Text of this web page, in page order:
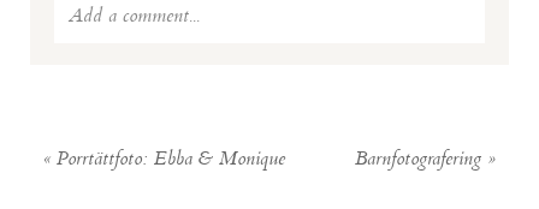
Add a comment...
« Porrtättfoto: Ebba & Monique Barnfotografering »